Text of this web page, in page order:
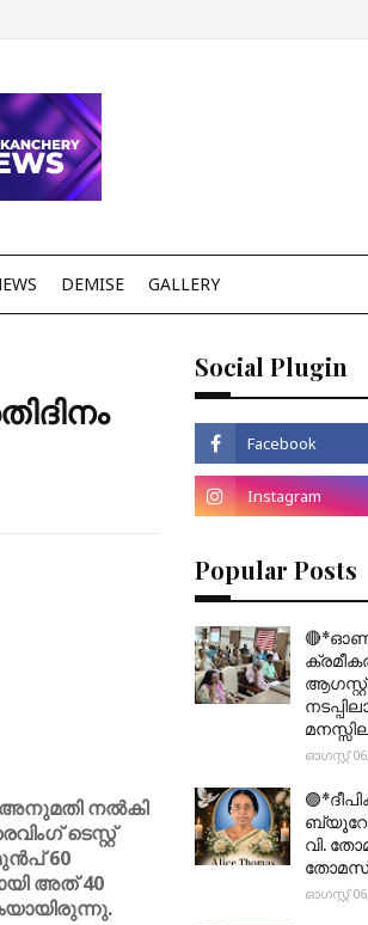
DEMISE GALLERY
അനുമതി നൽകി
ടെസ്റ്റ്
60
അത് 40
Social Plugin
Popular Posts
ആഗസ്റ്റ്
ഓഗസ്റ്റ്
ബ്യൂറോ
വി.
തോമസ്
ഓഗസ്റ്റ്